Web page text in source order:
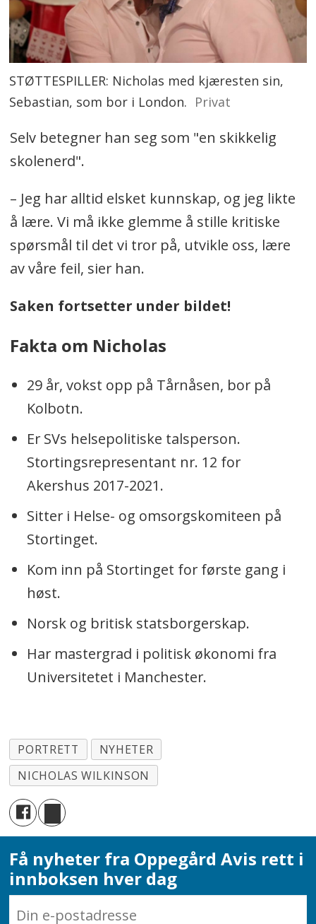
STØTTESPILLER: Nicholas med kjæresten sin,
Sebastian, som bor i London. Privat
Selv betegner han seg som "en skikkelig
skolenerd".
– Jeg har alltid elsket kunnskap, og jeg likte
å lære. Vi må ikke glemme å stille kritiske
spørsmål til det vi tror på, utvikle oss, lære
av våre feil, sier han.
Saken fortsetter under bildet!
Fakta om Nicholas
29 år, vokst opp på Tårnåsen, bor på
Kolbotn.
Er SVs helsepolitiske talsperson.
Stortingsrepresentant nr. 12 for
Akershus 2017-2021.
Sitter i Helse- og omsorgskomiteen på
Stortinget.
Kom inn på Stortinget for første gang i
høst.
Norsk og britisk statsborgerskap.
Har mastergrad i politisk økonomi fra
Universitetet i Manchester.
PORTRETT
NYHETER
NICHOLAS WILKINSON
Få nyheter fra Oppegård Avis rett i
innboksen hver dag